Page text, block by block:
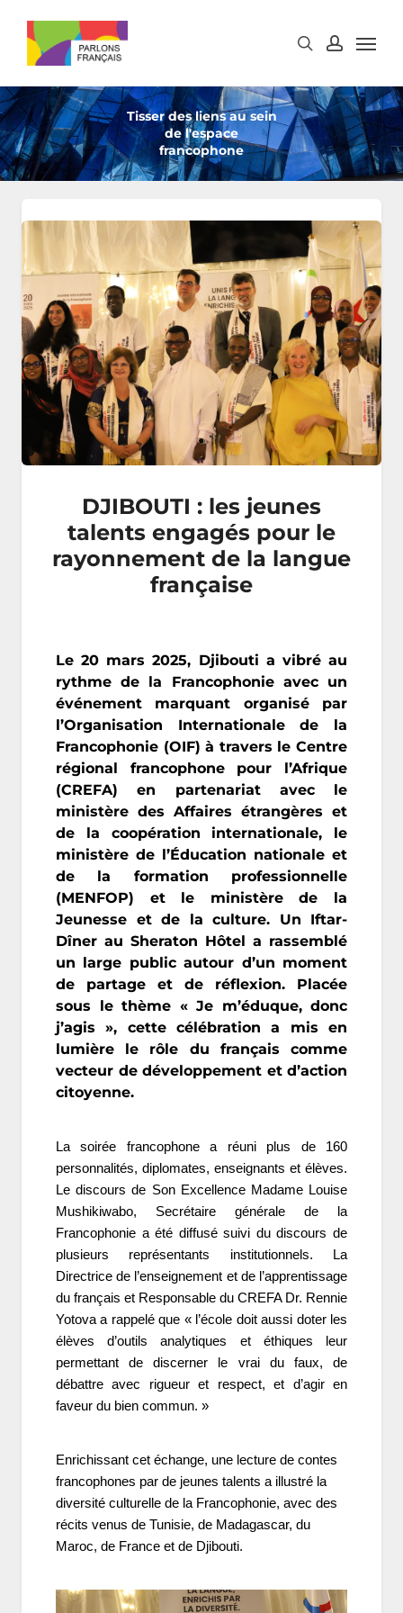
Tisser des liens au sein
de l'espace
francophone
DJIBOUTI : les jeunes
talents engagés pour le
rayonnement de la langue
française
Le 20 mars 2025, Djibouti a vibré au
rythme de la Francophonie avec un
événement marquant organisé par
l’Organisation Internationale de la
Francophonie (OIF) à travers le Centre
régional francophone pour l’Afrique
(CREFA) en partenariat avec le
ministère des Affaires étrangères et
de la coopération internationale, le
ministère de l’Éducation nationale et
de la formation professionnelle
(MENFOP) et le ministère de la
Jeunesse et de la culture. Un Iftar-
Dîner au Sheraton Hôtel a rassemblé
un large public autour d’un moment
de partage et de réflexion. Placée
sous le thème « Je m’éduque, donc
j’agis », cette célébration a mis en
lumière le rôle du français comme
vecteur de développement et d’action
citoyenne.
La soirée francophone a réuni plus de 160
personnalités, diplomates, enseignants et élèves.
Le discours de Son Excellence Madame Louise
Mushikiwabo, Secrétaire générale de la
Francophonie a été diffusé suivi du discours de
plusieurs représentants institutionnels. La
Directrice de l’enseignement et de l’apprentissage
du français et Responsable du CREFA Dr. Rennie
Yotova a rappelé que « l’école doit aussi doter les
élèves d’outils analytiques et éthiques leur
permettant de discerner le vrai du faux, de
débattre avec rigueur et respect, et d’agir en
faveur du bien commun. »
Enrichissant cet échange, une lecture de contes
francophones par de jeunes talents a illustré la
diversité culturelle de la Francophonie, avec des
récits venus de Tunisie, de Madagascar, du
Maroc, de France et de Djibouti.